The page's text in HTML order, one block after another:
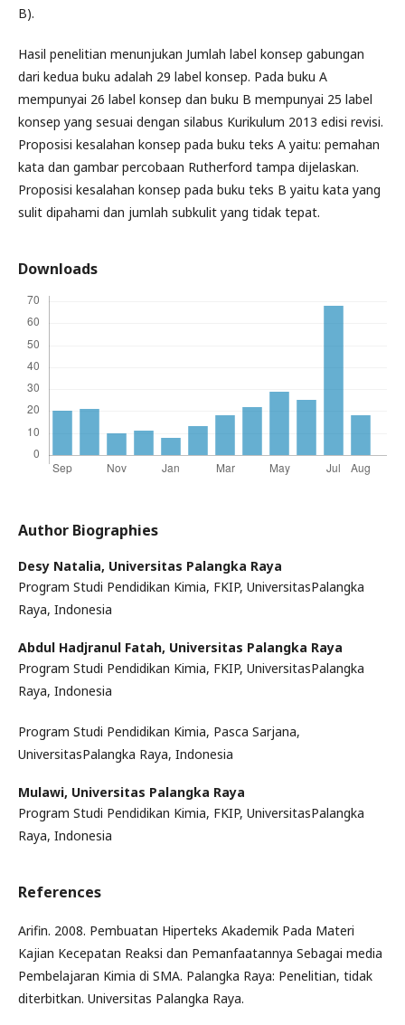
B).
Hasil penelitian menunjukan Jumlah label konsep gabungan
dari kedua buku adalah 29 label konsep. Pada buku A
mempunyai 26 label konsep dan buku B mempunyai 25 label
konsep yang sesuai dengan silabus Kurikulum 2013 edisi revisi.
Proposisi kesalahan konsep pada buku teks A yaitu: pemahan
kata dan gambar percobaan Rutherford tampa dijelaskan.
Proposisi kesalahan konsep pada buku teks B yaitu kata yang
sulit dipahami dan jumlah subkulit yang tidak tepat.
Downloads
Author Biographies
Desy Natalia, Universitas Palangka Raya
Program Studi Pendidikan Kimia, FKIP, UniversitasPalangka
Raya, Indonesia
Abdul Hadjranul Fatah, Universitas Palangka Raya
Program Studi Pendidikan Kimia, FKIP, UniversitasPalangka
Raya, Indonesia
Program Studi Pendidikan Kimia, Pasca Sarjana,
UniversitasPalangka Raya, Indonesia
Mulawi, Universitas Palangka Raya
Program Studi Pendidikan Kimia, FKIP, UniversitasPalangka
Raya, Indonesia
References
Arifin. 2008. Pembuatan Hiperteks Akademik Pada Materi
Kajian Kecepatan Reaksi dan Pemanfaatannya Sebagai media
Pembelajaran Kimia di SMA. Palangka Raya: Penelitian, tidak
diterbitkan. Universitas Palangka Raya.